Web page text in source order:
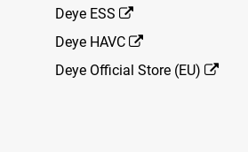
Deye ESS
Deye HAVC
Deye Official Store (EU)